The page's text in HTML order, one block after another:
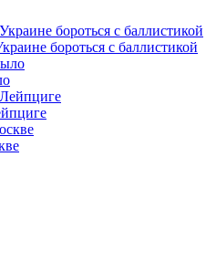
бороться с баллистикой